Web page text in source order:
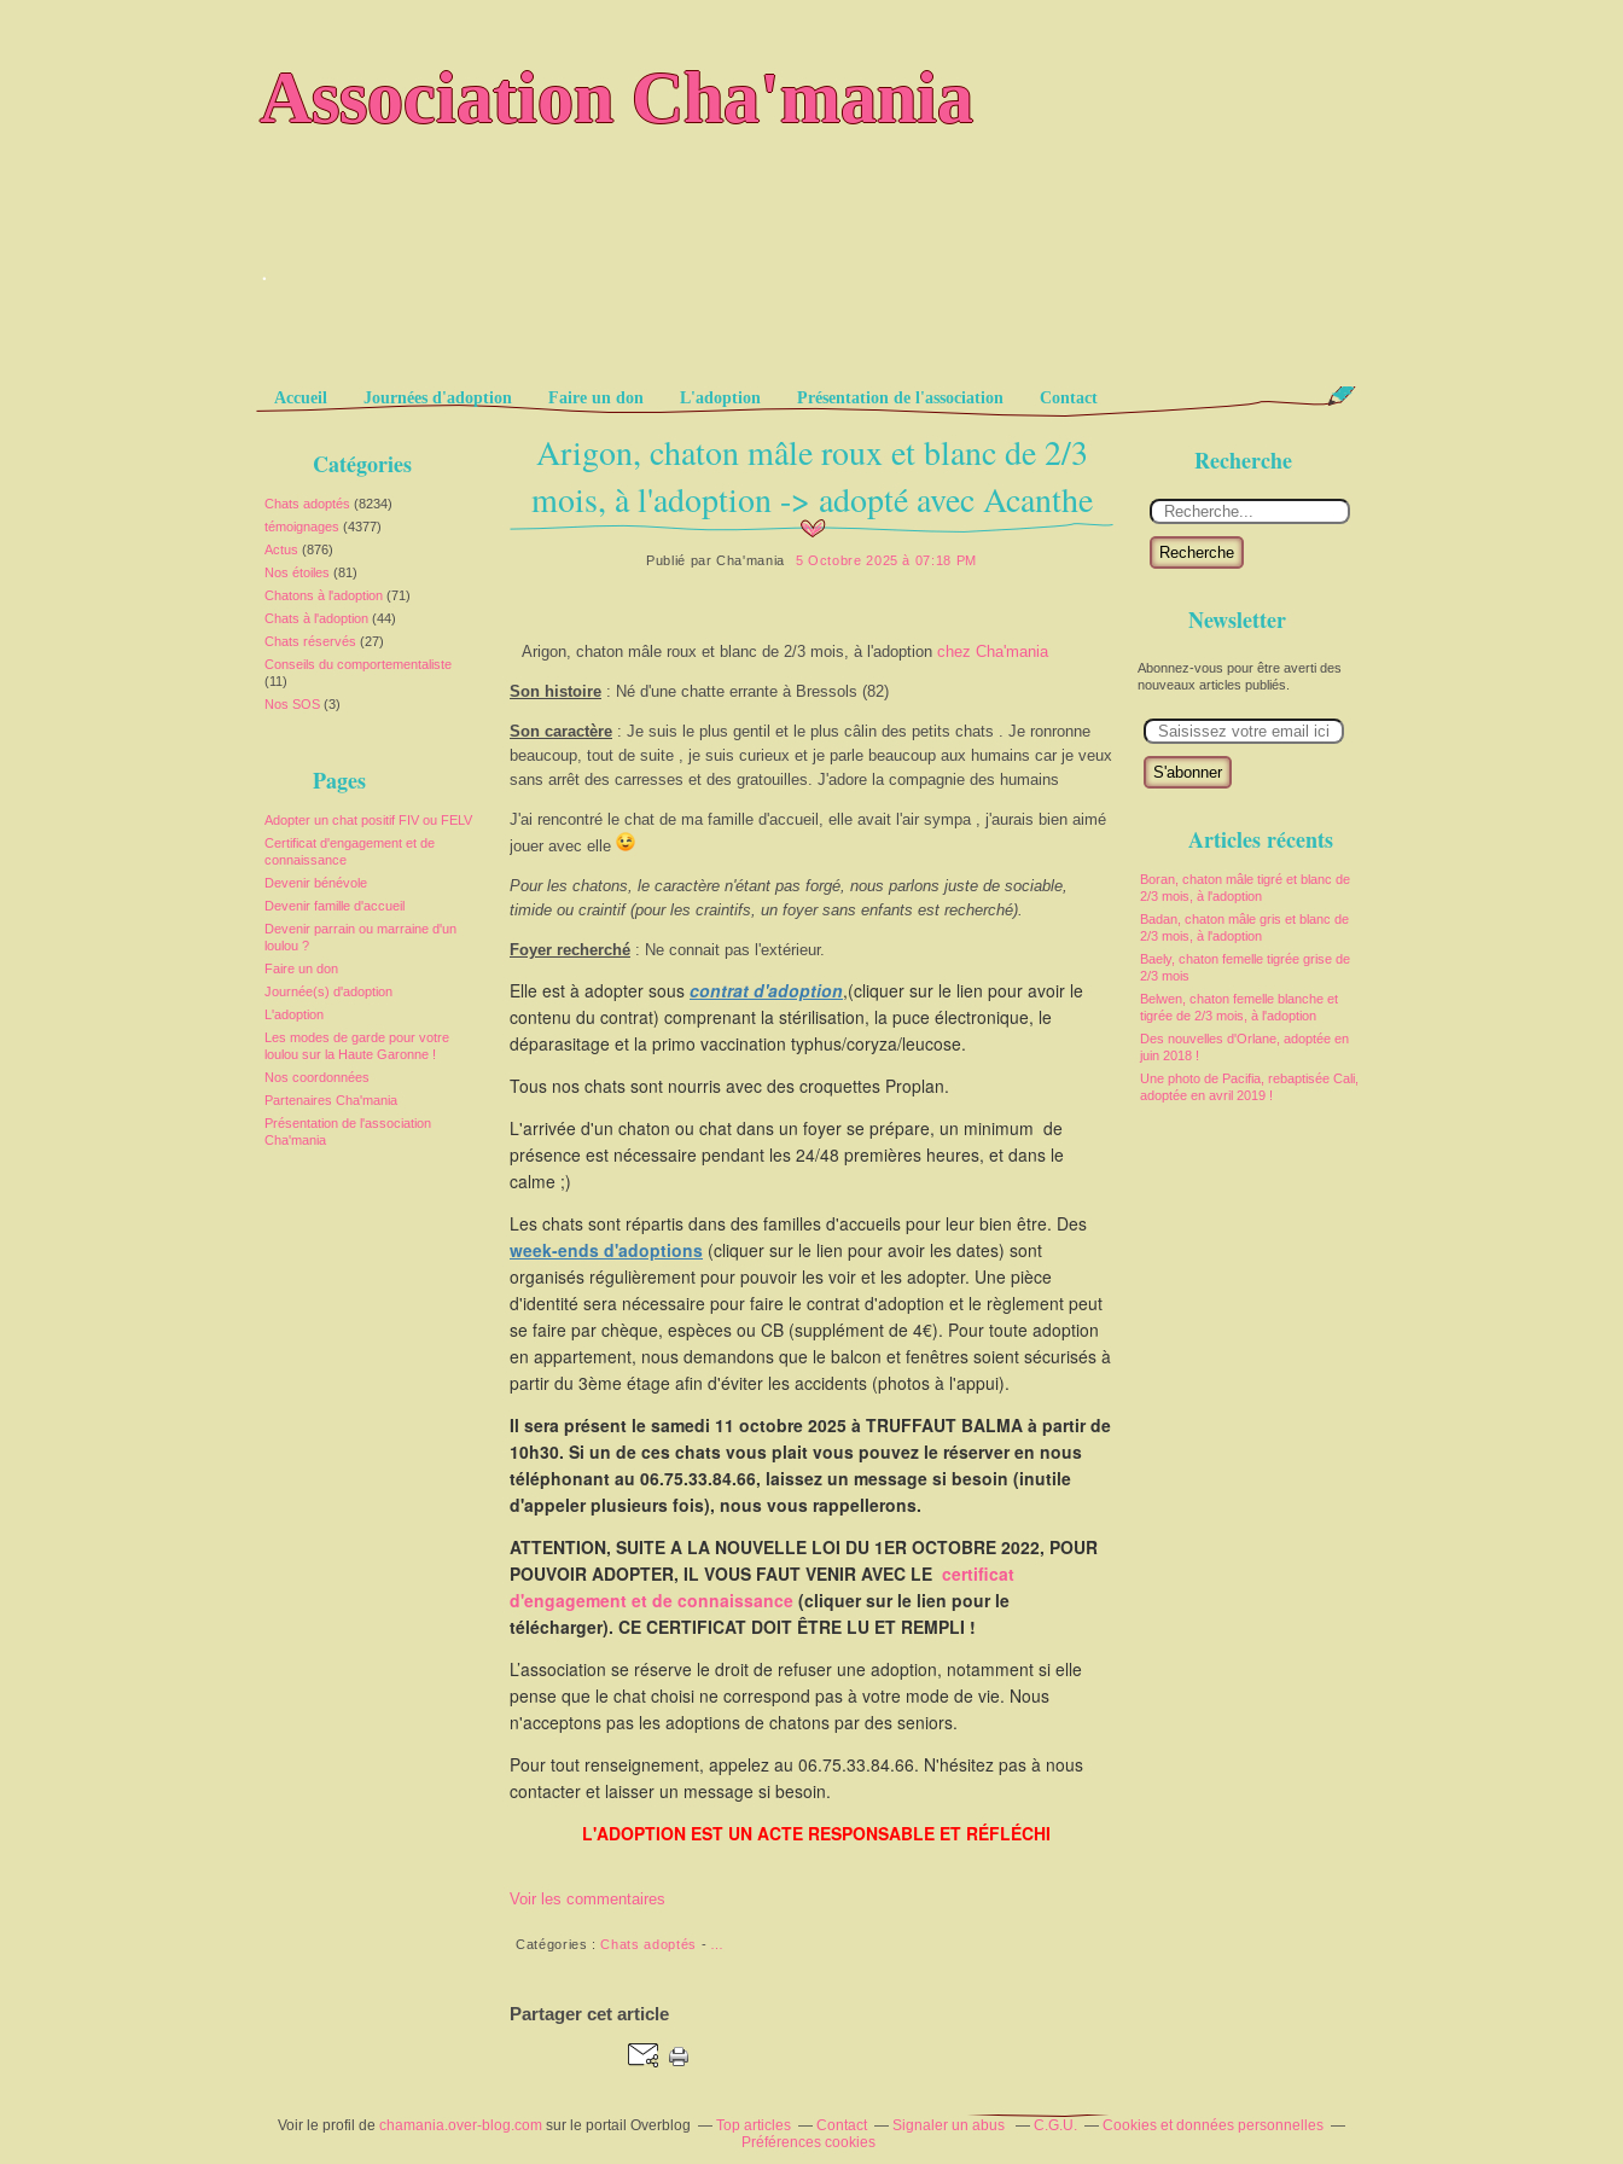
Association Cha'mania
.
Pages
Accueil Journées d'adoption Faire un don L'adoption Présentation de l'association Contact
Catégories
Chats adoptés (8234)
témoignages (4377)
Actus (876)
Nos étoiles (81)
Chatons à l'adoption (71)
Chats à l'adoption (44)
Chats réservés (27)
Conseils du comportementaliste
(11)
Nos SOS (3)
Pages
Adopter un chat positif FIV ou FELV
Certificat d'engagement et de
connaissance
Devenir bénévole
Devenir famille d'accueil
Devenir parrain ou marraine d'un
loulou ?
Faire un don
Journée(s) d'adoption
L'adoption
Les modes de garde pour votre
loulou sur la Haute Garonne !
Nos coordonnées
Partenaires Cha'mania
Présentation de l'association
Cha'mania
Recherche
Recherche
Newsletter
Abonnez-vous pour être averti des
nouveaux articles publiés.
m
Articles récents
Boran, chaton mâle tigré et blanc de
2/3 mois, à l'adoption
Badan, chaton mâle gris et blanc de
2/3 mois, à l'adoption
Baely, chaton femelle tigrée grise de
2/3 mois
Belwen, chaton femelle blanche et
tigrée de 2/3 mois, à l'adoption
Des nouvelles d'Orlane, adoptée en
juin 2018 !
Une photo de Pacifia, rebaptisée Cali,
adoptée en avril 2019 !
Arigon, chaton mâle roux et blanc de 2/3
mois, à l'adoption -> adopté avec Acanthe
Publié parCha'mania 5 Octobre 2025 à 07:18 PM
Arigon, chaton mâle roux et blanc de 2/3 mois, à l'adoption chez Cha'mania
Son histoire : Né d'une chatte errante à Bressols (82)
Son caractère : Je suis le plus gentil et le plus câlin des petits chats . Je ronronne
beaucoup, tout de suite , je suis curieux et je parle beaucoup aux humains car je veux
sans arrêt des carresses et des gratouilles. J'adore la compagnie des humains
J'ai rencontré le chat de ma famille d'accueil, elle avait l'air sympa , j'aurais bien aimé
jouer avec elle
Pour les chatons, le caractère n'étant pas forgé, nous parlons juste de sociable,
timide ou craintif (pour les craintifs, un foyer sans enfants est recherché).
Foyer recherché : Ne connait pas l'extérieur.
Elle est à adopter sous contrat d'adoption,(cliquer sur le lien pour avoir le
contenu du contrat) comprenant la stérilisation, la puce électronique, le
déparasitage et la primo vaccination typhus/coryza/leucose.
Tous nos chats sont nourris avec des croquettes Proplan.
L'arrivée d'un chaton ou chat dans un foyer se prépare, un minimum de
présence est nécessaire pendant les 24/48 premières heures, et dans le
calme ;)
Les chats sont répartis dans des familles d'accueils pour leur bien être. Des
week-ends d'adoptions (cliquer sur le lien pour avoir les dates) sont
organisés régulièrement pour pouvoir les voir et les adopter. Une pièce
d'identité sera nécessaire pour faire le contrat d'adoption et le règlement peut
se faire par chèque, espèces ou CB (supplément de 4€). Pour toute adoption
en appartement, nous demandons que le balcon et fenêtres soient sécurisés à
partir du 3ème étage afin d'éviter les accidents (photos à l'appui).
Il sera présent le samedi 11 octobre 2025 à TRUFFAUT BALMA à partir de
10h30. Si un de ces chats vous plait vous pouvez le réserver en nous
téléphonant au 06.75.33.84.66, laissez un message si besoin (inutile
d'appeler plusieurs fois), nous vous rappellerons.
ATTENTION, SUITE A LA NOUVELLE LOI DU 1ER OCTOBRE 2022, POUR
POUVOIR ADOPTER, IL VOUS FAUT VENIR AVEC LE certificat
d'engagement et de connaissance (cliquer sur le lien pour le
télécharger). CE CERTIFICAT DOIT ÊTRE LU ET REMPLI !
L’association se réserve le droit de refuser une adoption, notamment si elle
pense que le chat choisi ne correspond pas à votre mode de vie. Nous
n'acceptons pas les adoptions de chatons par des seniors.
Pour tout renseignement, appelez au 06.75.33.84.66. N'hésitez pas à nous
contacter et laisser un message si besoin.
L'ADOPTION EST UN ACTE RESPONSABLE ET RÉFLÉCHI
Voir les commentaires
Catégories :Chats adoptés -
Partager cet article
Voir le profil de chamania.over-blog.com sur le portail Overblog Top articles Contact Signaler un abus C.G.U.
Cookies et données personnelles
Préférences cookies